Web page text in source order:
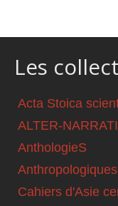
Les
Acta Stoica
ALTER-
AnthologieS
Anthropologiques
Cahiers d'Asie